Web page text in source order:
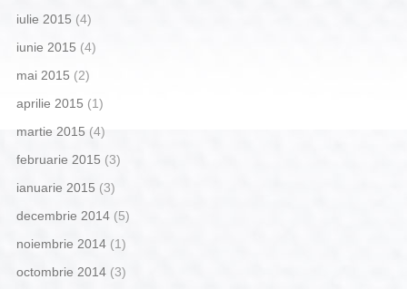
iulie 2015 (4)
iunie 2015 (4)
mai 2015 (2)
aprilie 2015 (1)
martie 2015(4)
februarie 2015 (3)
ianuarie 2015 (3)
decembrie 2014(5)
noiembrie 2014(1)
octombrie 2014(3)